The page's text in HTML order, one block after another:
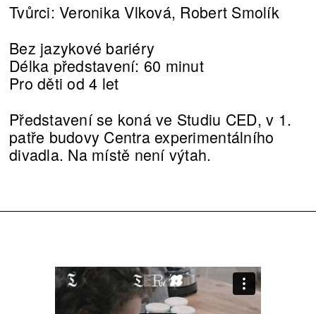
Tvůrci: Veronika Vlková, Robert Smolík
Bez jazykové bariéry
Délka představení: 60 minut
Pro děti od 4 let
Představení se koná ve Studiu CED, v 1.
patře budovy Centra experimentálního
divadla. Na místě není výtah.